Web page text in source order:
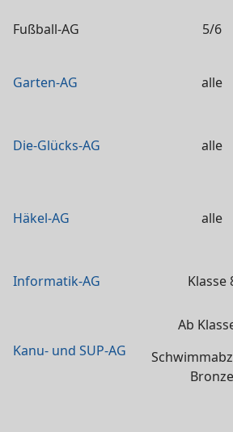
Fußball-AG 5/6
Garten-AG alle
Die-Glücks-AG alle
Häkel-AG alle
Informatik-AG Klasse
Kanu- und SUP-AG
Ab
Bronze